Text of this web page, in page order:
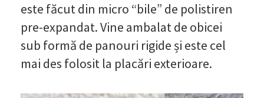
este făcut din micro “bile” de polistiren
pre-expandat. Vine ambalat de obicei
sub formă de panouri rigide și este cel
mai des folosit la placări exterioare.